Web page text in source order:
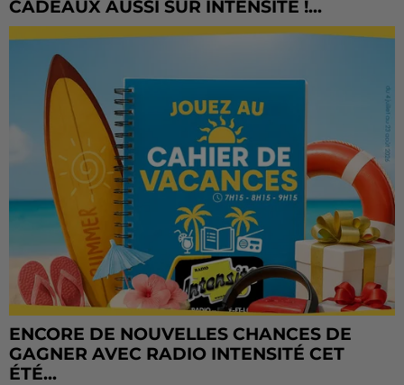
CADEAUX AUSSI SUR INTENSITÉ !...
ENCORE DE NOUVELLES CHANCES DE
GAGNER AVEC RADIO INTENSITÉ CET
ÉTÉ...